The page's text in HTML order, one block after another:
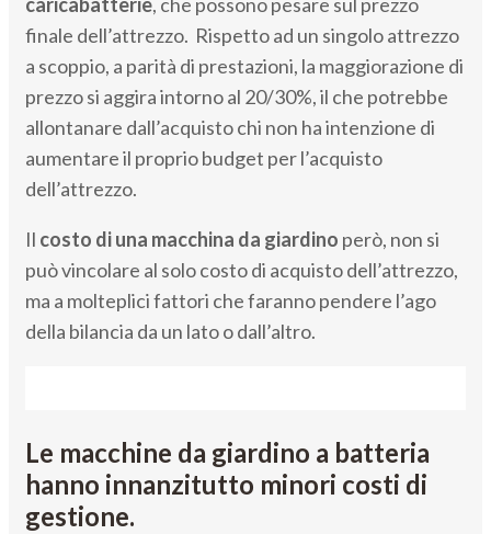
finale dell’attrezzo. Rispetto ad un singolo attrezzo
a scoppio, a parità di prestazioni, la maggiorazione di
prezzo si aggira intorno al 20/30%, il che potrebbe
allontanare dall’acquisto chi non ha intenzione di
aumentare il proprio budget per l’acquisto
dell’attrezzo.
Il costo di una macchina da giardino però, non si
può vincolare al solo costo di acquisto dell’attrezzo,
ma a molteplici fattori che faranno pendere l’ago
della bilancia da un lato o dall’altro.
Le macchine da giardino a batteria
hanno innanzitutto minori costi di
gestione.